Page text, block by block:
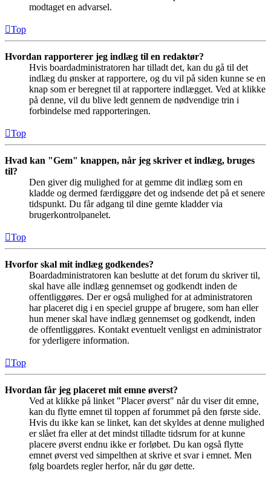
modtaget en advarsel.
Top
Hvordan rapporterer jeg indlæg til en redaktør?
Hvis boardadministratoren har tilladt det, kan du gå til det
indlæg du ønsker at rapportere, og du vil på siden kunne se en
knap som er beregnet til at rapportere indlægget. Ved at klikke
på denne, vil du blive ledt gennem de nødvendige trin i
forbindelse med rapporteringen.
Top
Hvad kan "Gem" knappen, når jeg skriver et indlæg, bruges
til?
Den giver dig mulighed for at gemme dit indlæg som en
kladde og dermed færdiggøre det og indsende det på et senere
tidspunkt. Du får adgang til dine gemte kladder via
brugerkontrolpanelet.
Top
Hvorfor skal mit indlæg godkendes?
Boardadministratoren kan beslutte at det forum du skriver til,
skal have alle indlæg gennemset og godkendt inden de
offentliggøres. Der er også mulighed for at administratoren
har placeret dig i en speciel gruppe af brugere, som han eller
hun mener skal have indlæg gennemset og godkendt, inden
de offentliggøres. Kontakt eventuelt venligst en administrator
for yderligere information.
Top
Hvordan får jeg placeret mit emne øverst?
Ved at klikke på linket "Placer øverst" når du viser dit emne,
kan du flytte emnet til toppen af forummet på den første side.
Hvis du ikke kan se linket, kan det skyldes at denne mulighed
er slået fra eller at det mindst tilladte tidsrum for at kunne
placere øverst endnu ikke er forløbet. Du kan også flytte
emnet øverst ved simpelthen at skrive et svar i emnet. Men
følg boardets regler herfor, når du gør dette.